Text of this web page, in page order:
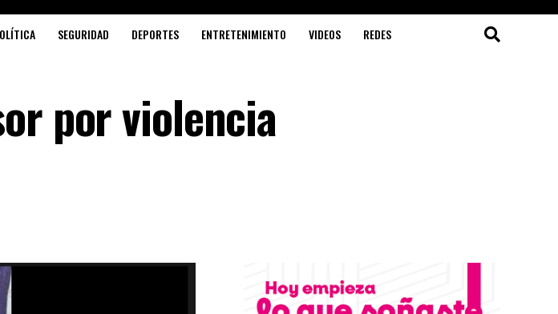
SEGURIDAD DEPORTES ENTRETENIMIENTO VIDEOS REDES
por violencia